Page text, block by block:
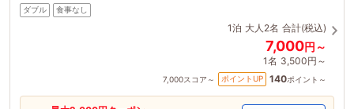
ダブル 食事なし
1泊 大人2名 合計(税込)
7,000円～
1名 3,500円～
7,000スコア～ ポイントUP 140ポイント～